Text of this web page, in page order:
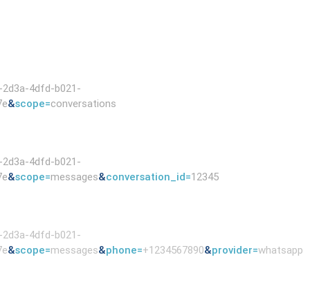
2d3a-4dfd-b021-
&scope=conversations
2d3a-4dfd-b021-
&scope=messages&conversation_id=12345
2d3a-4dfd-b021-
&scope=messages&phone=+1234567890&provider=whatsapp